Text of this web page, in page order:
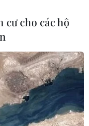
triển
cư cho các hộ